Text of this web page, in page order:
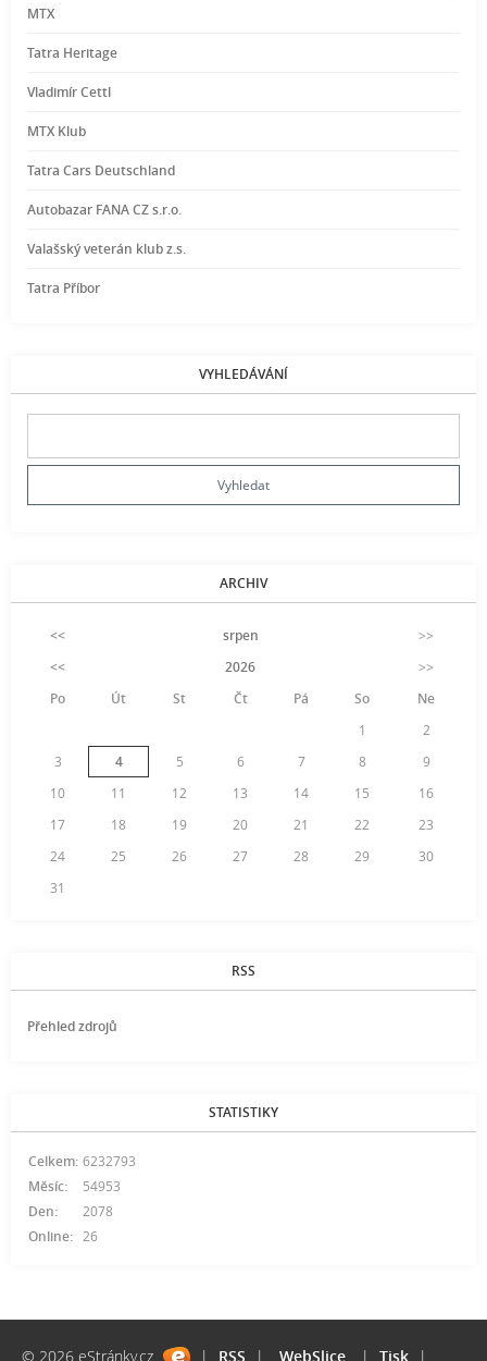
MTX
Tatra Heritage
Vladimír Cettl
MTX Klub
Tatra Cars Deutschland
Autobazar FANA CZ s.r.o.
Valašský veterán klub z.s.
Tatra Příbor
VYHLEDÁVÁNÍ
ARCHIV
<< srpen
>>
<<
2026
>>
Po
Út St Čt Pá So
Ne
1
2
3
4 5 6 7 8
9
10
11 12 13 14 15
16
17
18 19 20 21 22
23
24
25 26 27 28 29
30
31
RSS
Přehled zdrojů
STATISTIKY
Online: 26
Celkem: 6232793
Měsíc:
54953
Den:
2078
© 2026 eStránky.cz | RSS | WebSlice | Tisk |